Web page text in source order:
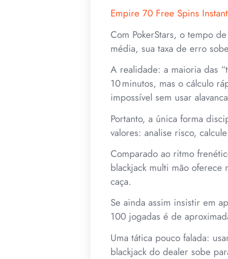
Empire 70 Free Spins
Com PokerStars, o tempo
média, sua taxa de erro
A realidade: a maioria das
10 minutos, mas o cálculo
impossível sem usar
Portanto, a única forma
valores: analise risco,
Comparado ao ritmo
blackjack multi mão
caça.
Se ainda assim insistir em
100 jogadas é de
Uma tática pouco falada:
blackjack do dealer sobe